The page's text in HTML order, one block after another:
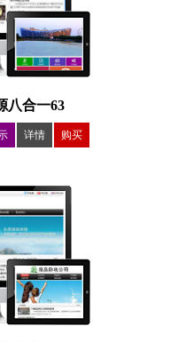
八合一63
详情 购买